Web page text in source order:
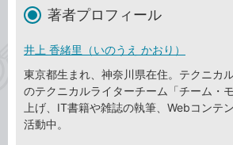
著者プロフィール
井上 香緒里（いのうえ かおり）
東京都生まれ、神奈川県在住。テクニカ
のテクニカルライターチーム「チーム・
上げ、IT書籍や雑誌の執筆、Webコンテ
活動中。